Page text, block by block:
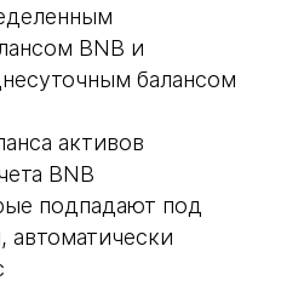
BNB и
балансом
активов
BNB
подпадают под